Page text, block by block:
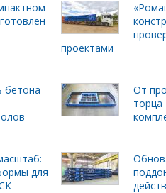
проектами
бетона
От
для